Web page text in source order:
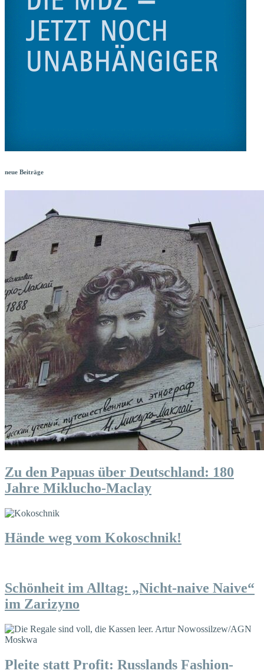
neue Beiträge
Zu den Papuas über Deutschland: 180
Jahre Miklucho-Maclay
Hände weg vom Kokoschnik!
Schönheit im Alltag: „Nicht-naive Naive“
im Zarizyno
Pleite statt Profit: Russlands Fashion-